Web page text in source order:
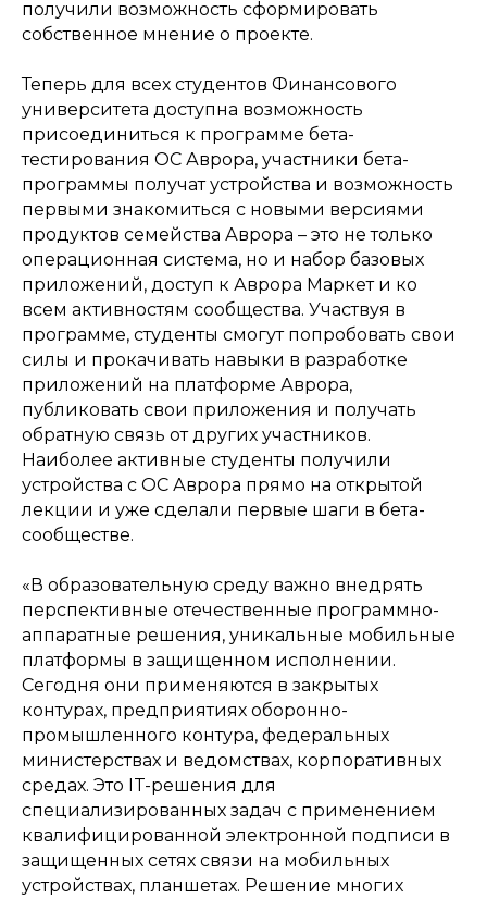
получили возможность сформировать
собственное мнение о проекте.
Теперь для всех студентов Финансового
университета доступна возможность
присоединиться к программе бета-
тестирования ОС Аврора, участники бета-
программы получат устройства и возможность
первыми знакомиться с новыми версиями
продуктов семейства Аврора – это не только
операционная система, но и набор базовых
приложений, доступ к Аврора Маркет и ко
всем активностям сообщества. Участвуя в
программе, студенты смогут попробовать свои
силы и прокачивать навыки в разработке
приложений на платформе Аврора,
публиковать свои приложения и получать
обратную связь от других участников.
Наиболее активные студенты получили
устройства с ОС Аврора прямо на открытой
лекции и уже сделали первые шаги в бета-
сообществе.
«В образовательную среду важно внедрять
перспективные отечественные программно-
аппаратные решения, уникальные мобильные
платформы в защищенном исполнении.
Сегодня они применяются в закрытых
контурах, предприятиях оборонно-
промышленного контура, федеральных
министерствах и ведомствах, корпоративных
средах. Это IT-решения для
специализированных задач с применением
квалифицированной электронной подписи в
защищенных сетях связи на мобильных
устройствах, планшетах. Решение многих